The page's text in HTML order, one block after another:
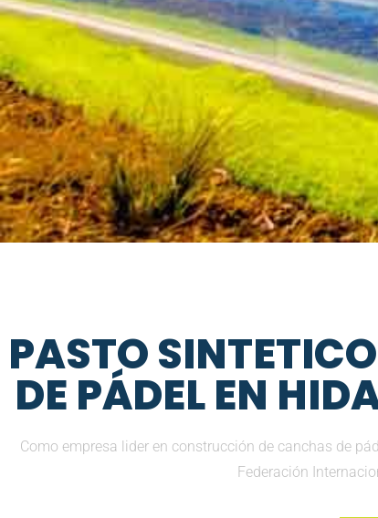
PASTO
DE PÁDEL EN
Como empresa lider en construcción de canchas de
Federación